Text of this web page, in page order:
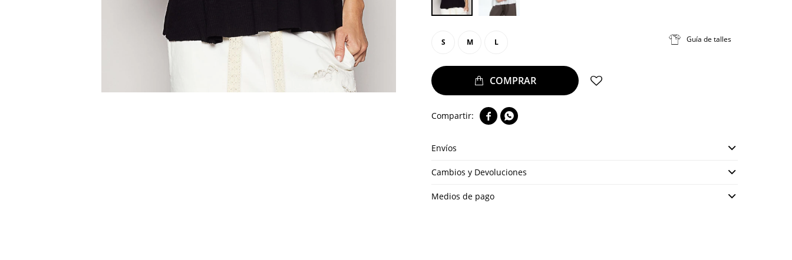
S M L Guía de talles
 
Envíos
Cambios y Devoluciones
Medios de pago